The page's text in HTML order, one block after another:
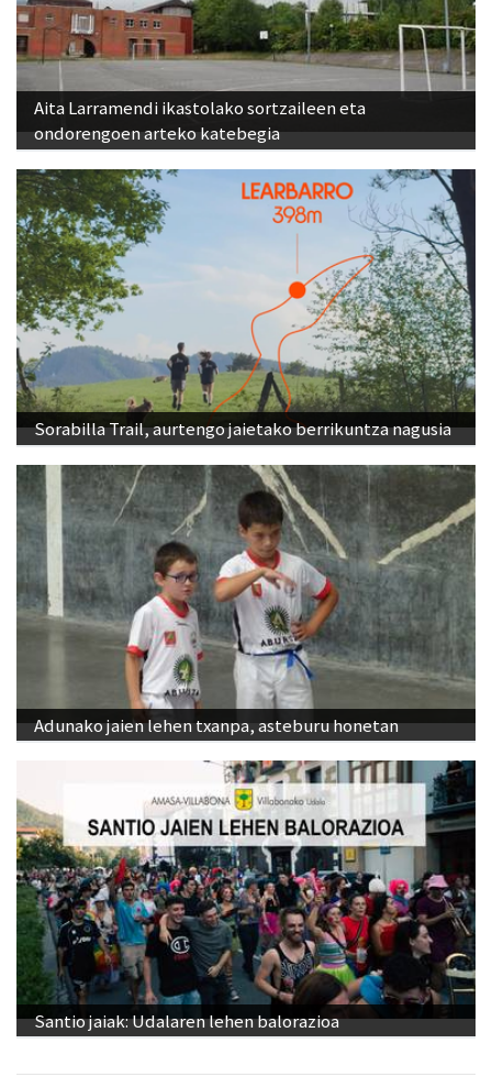
Aita Larramendi ikastolako sortzaileen eta
ondorengoen arteko katebegia
Sorabilla Trail, aurtengo jaietako berrikuntza nagusia
Adunako jaien lehen txanpa, asteburu honetan
Santio jaiak: Udalaren lehen balorazioa